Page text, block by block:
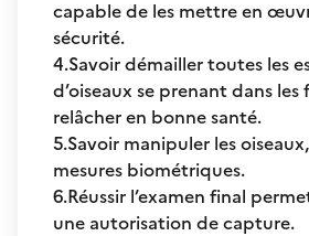
capable de les mettre en
sécurité.
4.Savoir démailler toutes les
d’oiseaux se prenant dans les
relâcher en bonne santé.
5.Savoir manipuler les
mesures biométriques.
6.Réussir l’examen final
une autorisation de capture.